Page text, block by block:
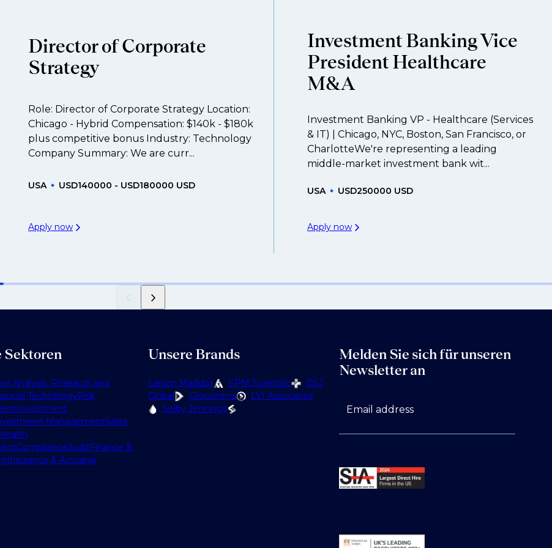
Director of Corporate
Strategy
Role: Director of Corporate Strategy Location:
Chicago - Hybrid Compensation: $140k - $180k
plus competitive bonus Industry: Technology
Company Summary: We are curr...
USA USD140000 - USD180000 USD
Apply now
Investment Banking Vice
President Healthcare
M&A
Investment Banking VP - Healthcare (Services
& IT) | Chicago, NYC, Boston, San Francisco, or
CharlotteWe're representing a leading
middle-market investment bank wit...
USA USD250000 USD
Apply now
Sektoren
Analysis, Research and
TechnologyRisk
Investment
ManagementSales
ComplianceAuditFinance &
Insurance & Actuarial
Unsere Brands
Larson Maddox EPM Scientific
DSJ
Global
Glocomms
LVI Associates
Selby Jennings
Melden Sie sich für unseren
Newsletter an
Email address